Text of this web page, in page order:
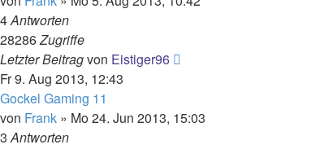
4Antworten
28286Zugriffe
Letzter Beitragvon Eistiger96
Fr 9. Aug 2013, 12:43
Gockel Gaming 11
von Frank » Mo 24. Jun 2013, 15:03
3Antworten